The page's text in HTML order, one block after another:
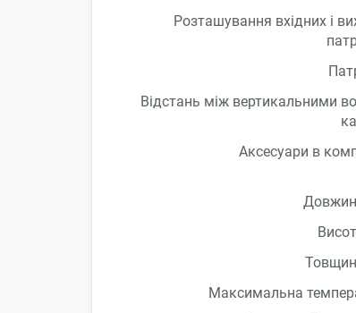
Розташування вхідних і
Відстань між вертикальними
Аксесуари в
Максимальна